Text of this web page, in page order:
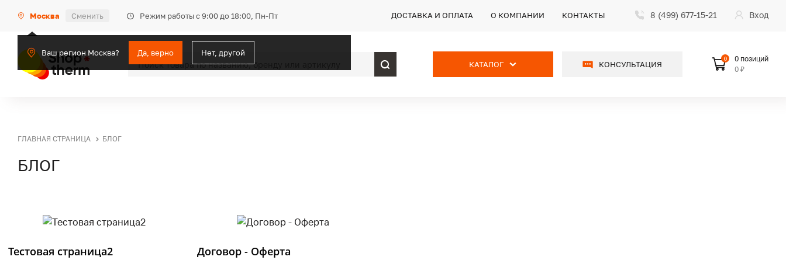
Москва Сменить Режим работы с 9:00 до 18:00, Пн-Пт
Ваш регион Москва? Да, верно Нет, другой
ДОСТАВКА И ОПЛАТА О КОМПАНИИ КОНТАКТЫ 8 (499) 677-15-21 Вход
КАТАЛОГ КОНСУЛЬТАЦИЯ
0
0 позиций
0 ₽
ГЛАВНАЯ СТРАНИЦА БЛОГ
БЛОГ
Тестовая страница2 Договор - Оферта